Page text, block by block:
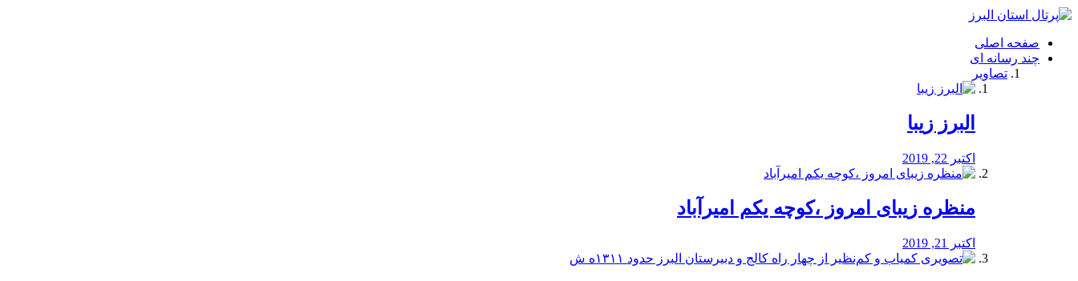
فصد
شرق
تهران
خشکشویی
صفحه اصلی
چند رسانه ای
تصاویر
البرز زیبا
اکتبر 22, 2019
منظره‌‌ زیبای امروز ،کوچه یکم امیرآباد
اکتبر 21, 2019